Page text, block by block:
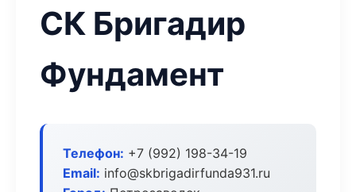
СК Бригадир
Фундамент
Телефон: +7 (992) 198-34-19
Email: info@skbrigadirfunda931.ru